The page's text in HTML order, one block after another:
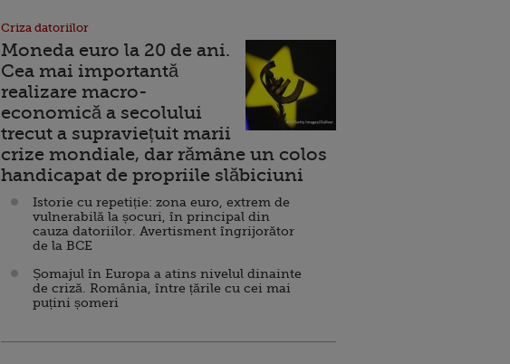
Criza datoriilor
Moneda euro la 20 de ani.
Cea mai importantă
realizare macro-
economică a secolului
trecut a supraviețuit marii
crize mondiale, dar rămâne un colos
handicapat de propriile slăbiciuni
Istorie cu repetiție: zona euro, extrem de
vulnerabilă la șocuri, în principal din
cauza datoriilor. Avertisment îngrijorător
de la BCE
Șomajul în Europa a atins nivelul dinainte
de criză. România, între țările cu cei mai
puțini șomeri